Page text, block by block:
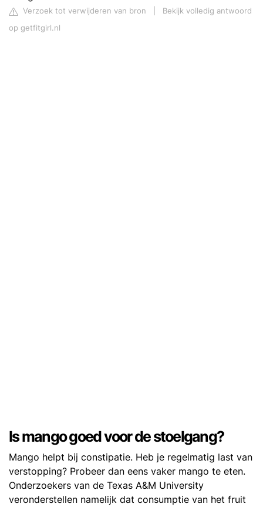
Verzoek tot verwijderen van bron
Bekijk volledig antwoord
op getfitgirl.nl
Is mango goed voor de stoelgang?
Mango helpt bij constipatie. Heb je regelmatig last van
verstopping? Probeer dan eens vaker mango te eten.
Onderzoekers van de Texas A&M University
veronderstellen namelijk dat consumptie van het fruit